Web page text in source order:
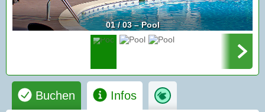
01 / 03 – Pool
Buchen Infos